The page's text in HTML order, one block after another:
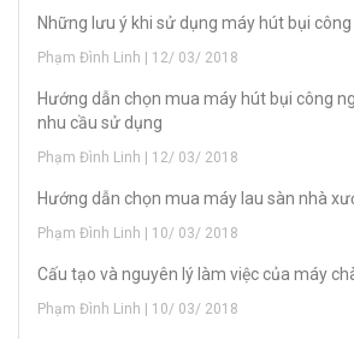
Những lưu ý khi sử dụng máy hút bụi công
Phạm Đình Linh | 12/ 03/ 2018
Hướng dẫn chọn mua máy hút bụi công
nhu cầu sử dụng
Phạm Đình Linh | 12/ 03/ 2018
Hướng dẫn chọn mua máy lau sàn nhà
Phạm Đình Linh | 10/ 03/ 2018
Cấu tạo và nguyên lý làm việc của máy
Phạm Đình Linh | 10/ 03/ 2018